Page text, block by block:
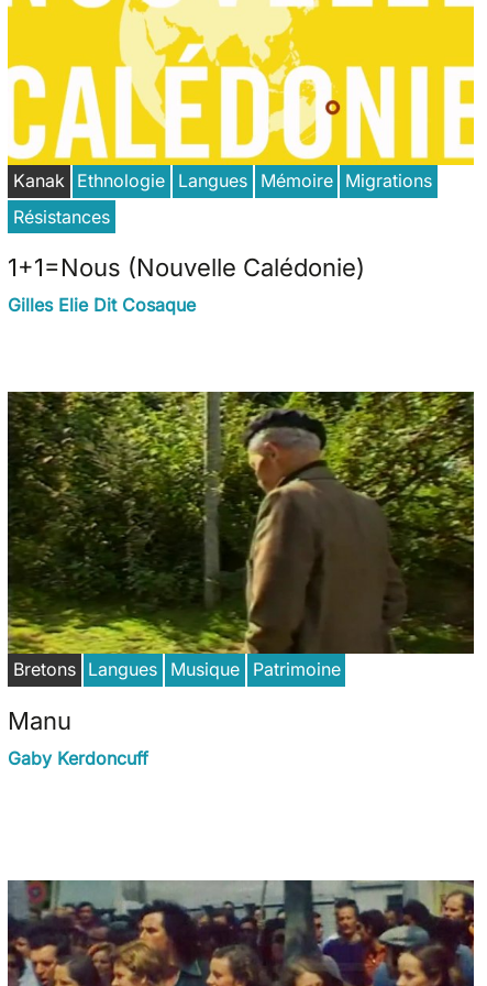
Kanak Ethnologie Langues Mémoire
Migrations
Résistances
1+1=Nous (Nouvelle Calédonie)
Gilles Elie Dit Cosaque
Bretons Langues Musique Patrimoine
Manu
Gaby Kerdoncuff